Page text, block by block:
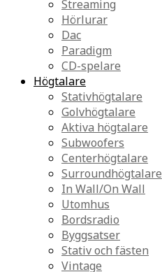
Streaming
Hörlurar
Dac
Paradigm
CD-spelare
Högtalare
Stativhögtalare
Golvhögtalare
Aktiva högtalare
Subwoofers
Centerhögtalare
Surroundhögtalare
In Wall/On Wall
Utomhus
Bordsradio
Byggsatser
Stativ och fästen
Vintage